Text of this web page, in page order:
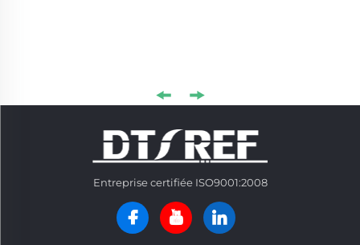
Entreprise certifiée ISO9001:2008